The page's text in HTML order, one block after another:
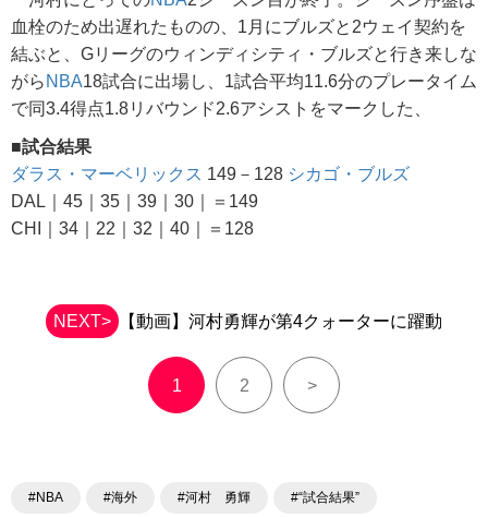
血栓のため出遅れたものの、1月にブルズと2ウェイ契約を
結ぶと、Gリーグのウィンディシティ・ブルズと行き来しな
がら NBA18試合に出場し、1試合平均11.6分のプレータイム
で同3.4得点1.8リバウンド2.6アシストをマークした、
■試合結果
ダラス・マーベリックス 149－128 シカゴ・ブルズ
DAL｜45｜35｜39｜30｜＝149
CHI｜34｜22｜32｜40｜＝128
NEXT> 【動画】河村勇輝が第4クォーターに躍動
1 2 >
#NBA #海外 #河村 勇輝 #“試合結果”